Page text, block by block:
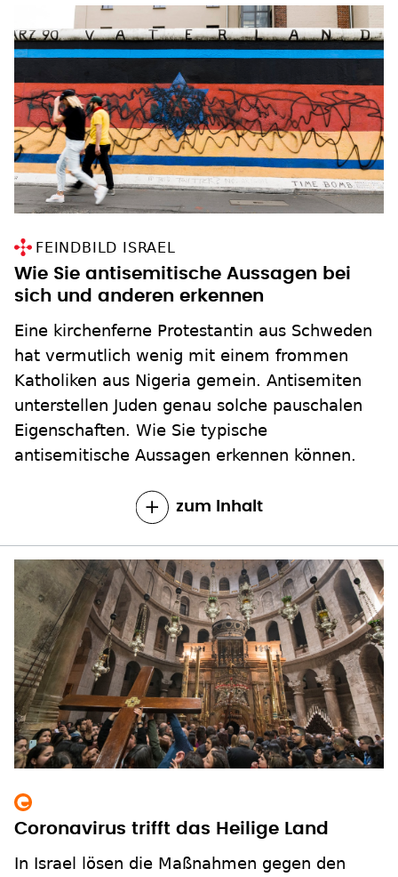
FEINDBILD ISRAEL
Wie Sie antisemitische Aussagen bei
sich und anderen erkennen
Eine kirchenferne Protestantin aus Schweden
hat vermutlich wenig mit einem frommen
Katholiken aus Nigeria gemein. Antisemiten
unterstellen Juden genau solche pauschalen
Eigenschaften. Wie Sie typische
antisemitische Aussagen erkennen können.
zum Inhalt
Coronavirus trifft das Heilige Land
In Israel lösen die Maßnahmen gegen den